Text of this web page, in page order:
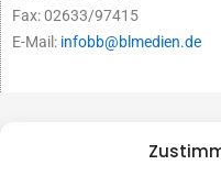
Fax: 02633/97415
E-Mail: infobb@blmedien.de